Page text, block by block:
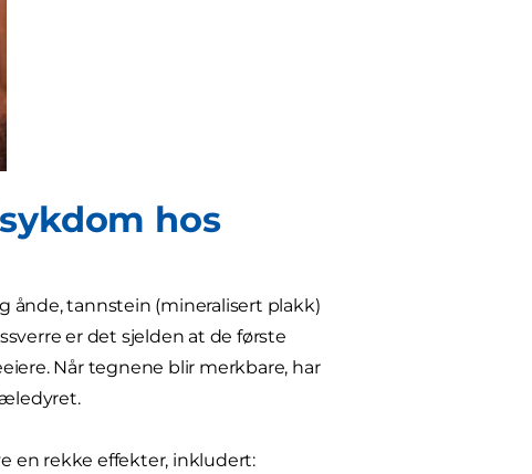
hos
tannstein (mineralisert plakk)
er det sjelden at de første
Når tegnene blir merkbare, har
en rekke effekter, inkludert: